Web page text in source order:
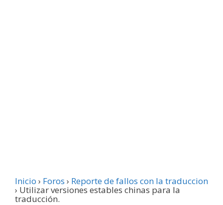
Inicio › Foros › Reporte de fallos con la traduccion
› Utilizar versiones estables chinas para la
traducción.